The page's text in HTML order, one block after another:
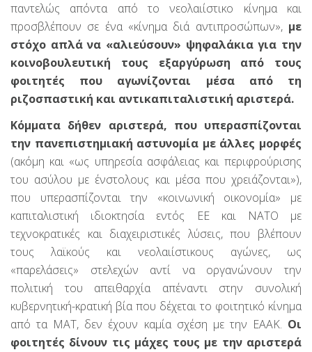
παντελώς απόντα από το νεολαιίστικο κίνημα και
προσβλέπουν σε ένα «κίνημα διά αντιπροσώπων», με
στόχο απλά να «αλιεύσουν» ψηφαλάκια για την
κοινοβουλευτική τους εξαργύρωση από τους
φοιτητές που αγωνίζονται μέσα από τη
ριζοσπαστική και αντικαπιταλιστική αριστερά.
Κόμματα δήθεν αριστερά, που υπερασπίζονται
την πανεπιστημιακή αστυνομία με άλλες μορφές
(ακόμη και «ως υπηρεσία ασφάλειας και περιφρούρισης
του ασύλου με ένστολους και μέσα που χρειάζονται»),
που υπερασπίζονται την «κοινωνική οικονομία» με
καπιταλιστική ιδιοκτησία εντός ΕΕ και ΝΑΤΟ με
τεχνοκρατικές και διαχειριστικές λύσεις, που βλέπουν
τους λαϊκούς και νεολαιίστικους αγώνες, ως
«παρελάσεις» στελεχών αντί να οργανώνουν την
πολιτική του απειθαρχία απέναντι στην συνολική
κυβερνητική-κρατική βία που δέχεται το φοιτητικό κίνημα
από τα ΜΑΤ, δεν έχουν καμία σχέση με την ΕΑΑΚ. Οι
φοιτητές δίνουν τις μάχες τους με την αριστερά